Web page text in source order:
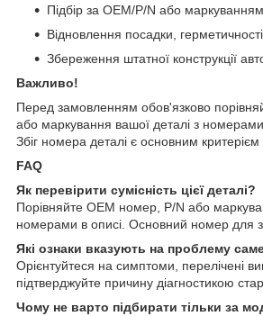
Підбір за OEM/P/N або маркуванням
Відновлення посадки,
Збереження штатної конструкції
Важливо!
Перед замовленням обов'язково
або маркування вашої деталі з
Збіг номера деталі є основним критерієм
FAQ
Як перевірити сумісність цієї деталі?
Порівняйте OEM номер, P/N або
номерами в описі. Основний номер для
Які ознаки вказують на проблему
Орієнтуйтеся на симптоми, перелічені
підтверджуйте причину діагностикою
Чому не варто підбирати тільки за